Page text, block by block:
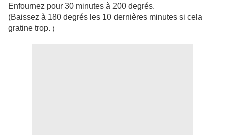
Enfournez pour 30 minutes à 200 degrés.
(Baissez à 180 degrés les 10 dernières minutes si cela
gratine trop. )